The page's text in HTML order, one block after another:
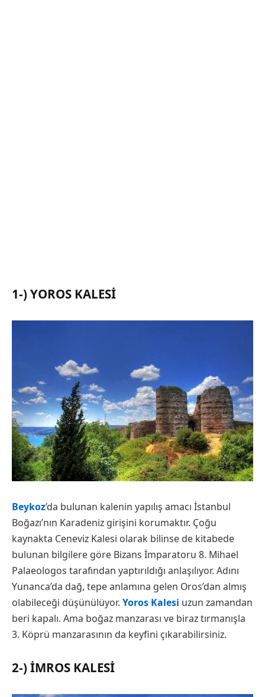
1-) YOROS KALESI
Beykoz’da bulunan kalenin yapılış amacı İstanbul
Boğazı’nın Karadeniz girişini korumaktır. Çoğu
kaynakta Ceneviz Kalesi olarak bilinse de kitabede
bulunan bilgilere göre Bizans İmparatoru 8. Mihael
Palaeologos tarafından yaptırıldığı anlaşılıyor. Adını
Yunanca’da dağ, tepe anlamına gelen Oros’dan almış
olabileceği düşünülüyor. Yoros Kalesi uzun zamandan
beri kapalı. Ama boğaz manzarası ve biraz tırmanışla
3. Köprü manzarasının da keyfini çıkarabilirsiniz.
2-) İMROS KALESI